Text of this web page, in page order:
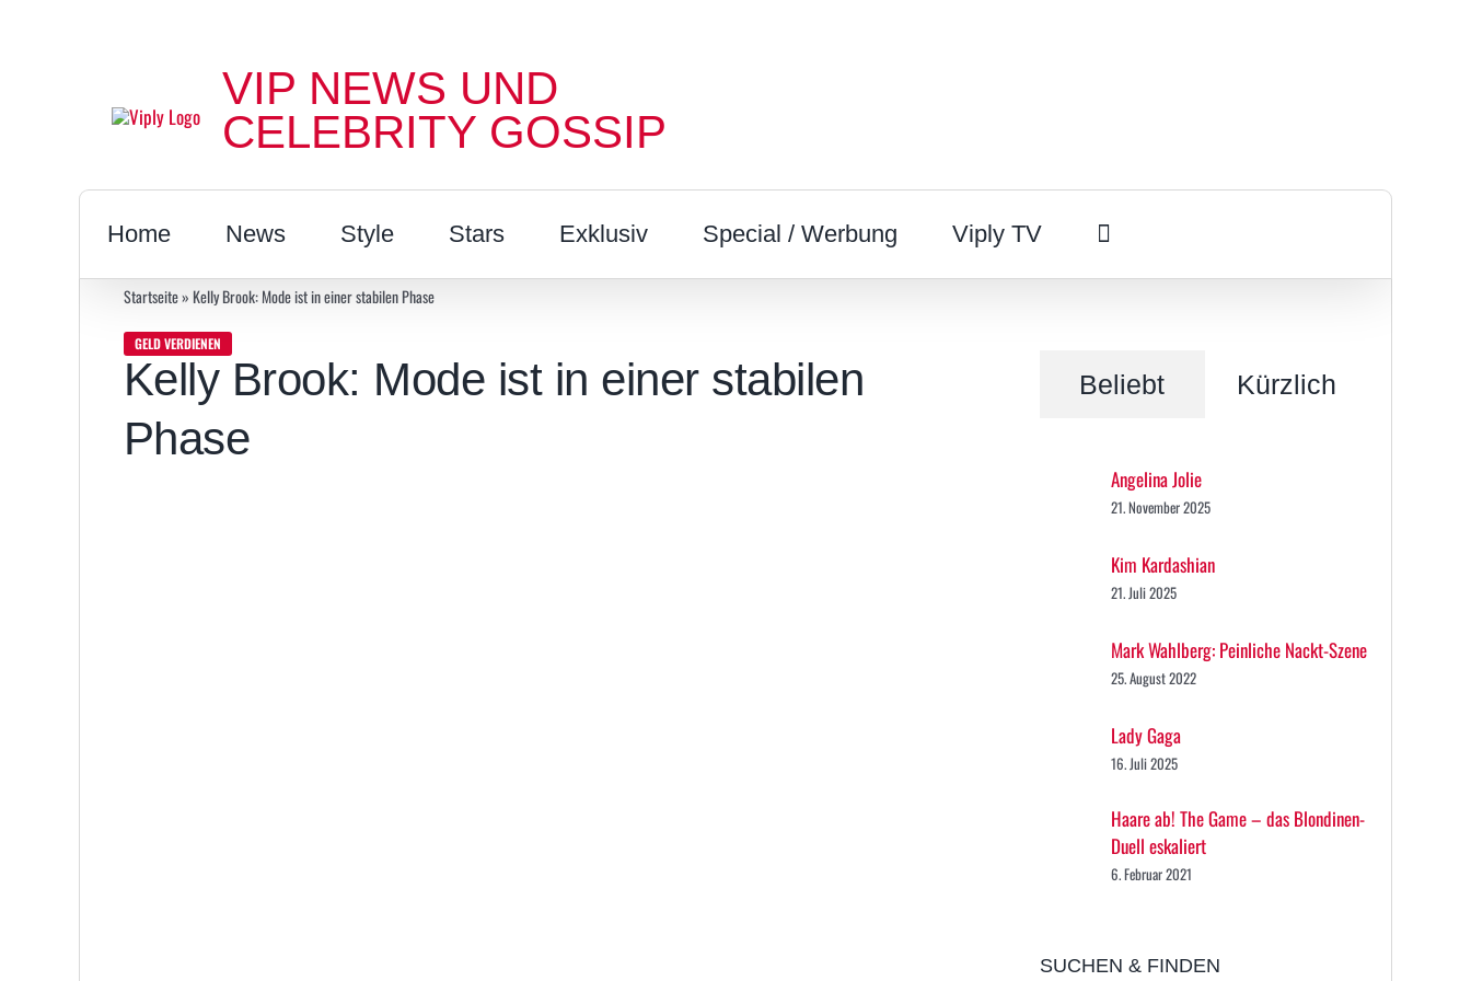
VIP NEWS UND
CELEBRITY GOSSIP
Home News Style Stars Exklusiv Special / Werbung Viply TV
Startseite» Kelly Brook: Mode ist in einer stabilen Phase
GELD VERDIENEN
Kelly Brook: Mode ist in einer stabilen
Phase
Beliebt Kürzlich
Angelina Jolie
21. November 2025
Kim Kardashian
21. Juli 2025
Mark Wahlberg: Peinliche Nackt-Szene
25. August 2022
Lady Gaga
16. Juli 2025
Haare ab! The Game – das Blondinen-
Duell eskaliert
6. Februar 2021
SUCHEN & FINDEN